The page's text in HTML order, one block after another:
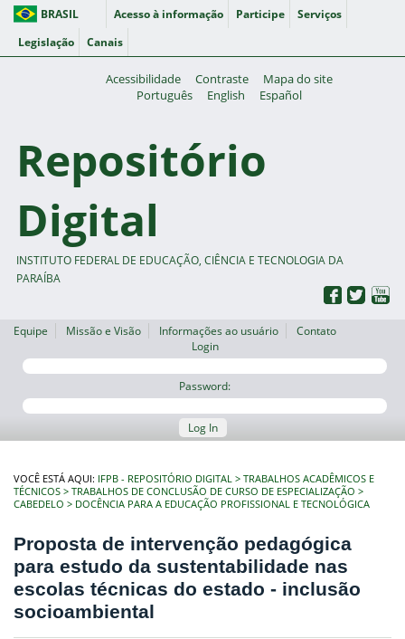
BRASIL Acesso à informação Participe
Serviços
Legislação
Canais
Acessibilidade Contraste
Mapa do site
Português
English Español
Repositório
Digital
INSTITUTO FEDERAL DE EDUCAÇÃO, CIÊNCIA E TECNOLOGIA DA
PARAÍBA
Equipe Missão e Visão Informações ao usuário
Contato
Login
Password:
Log In
VOCÊ ESTÁ AQUI: IFPB - REPOSITÓRIO DIGITAL
TRABALHOS ACADÊMICOS E
TÉCNICOS
TRABALHOS DE CONCLUSÃO DE CURSO DE ESPECIALIZAÇÃO
CABEDELO
DOCÊNCIA PARA A EDUCAÇÃO PROFISSIONAL E TECNOLÓGICA
Proposta de intervenção pedagógica
para estudo da sustentabilidade nas
escolas técnicas do estado - inclusão
socioambiental